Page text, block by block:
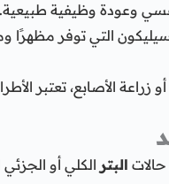
وعودة وظيفية طبيعية.
التي توفر مظهرًا
زراعة الأصابع، تعتبر
البتر الكلي أو